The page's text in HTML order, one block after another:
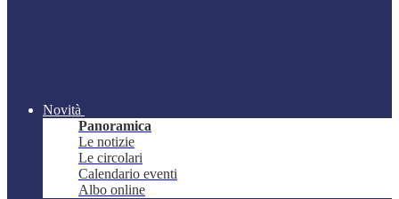
Novità
Panoramica
Le notizie
Le circolari
Calendario eventi
Albo online